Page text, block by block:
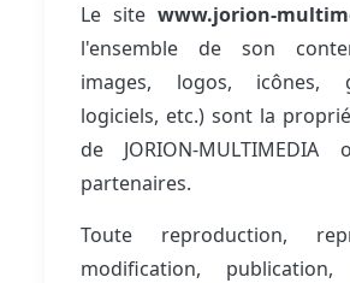
Le site www.jorion-
l'ensemble de son
images, logos, icônes,
logiciels, etc.) sont la
de JORION-
partenaires.
Toute reproduction,
modification, publication,